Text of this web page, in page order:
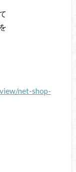
net-shop-